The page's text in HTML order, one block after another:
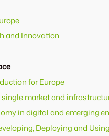
and Innovation
for Europe
market and
in digital and emerging
Deploying and